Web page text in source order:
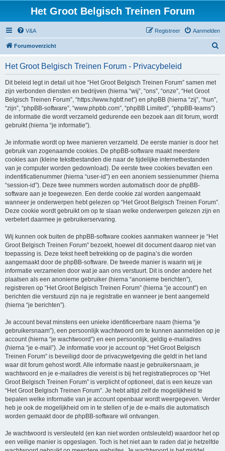
Het Groot Belgisch Treinen Forum
V&A Aanmelden
Registreer
Forumoverzicht
Het Groot Belgisch Treinen Forum - Privacybeleid
Dit beleid legt in detail uit hoe “Het Groot Belgisch Treinen Forum” samen met
zijn verbonden diensten en bedrijven (hierna “wij”, “ons”, “onze”, “Het Groot
Belgisch Treinen Forum”, “https://www.hgbtf.net”) en phpBB (hierna “zij”, “hun”,
“zijn”, “phpBB-software”, “www.phpbb.com”, “phpBB Limited”, “phpBB-teams”)
de informatie die wordt verzameld gedurende een bezoek aan dit forum, wordt
gebruikt (hierna “je informatie”).
Je informatie wordt op twee manieren verzameld. De eerste manier is door het
gebruik van zogenaamde cookies. De phpBB-software maakt meerdere
cookies aan (kleine tekstbestanden die naar de tijdelijke internetbestanden
van je computer worden gedownload). De eerste twee cookies bevatten een
indentificatienummer (hierna “user-id”) en een anoniem sessienummer (hierna
“session-id”). Deze twee nummers worden automatisch door de phpBB-
software aan je toegewezen. Een derde cookie zal worden aangemaakt
wanneer je onderwerpen hebt gelezen op “Het Groot Belgisch Treinen Forum”.
Deze cookie wordt gebruikt om op te slaan welke onderwerpen gelezen zijn en
verbetert daarmee je gebruikerservaring.
Wij kunnen ook buiten de phpBB-software cookies aanmaken wanneer je “Het
Groot Belgisch Treinen Forum” bezoekt, hoewel dit document daarop niet van
toepassing is. Deze tekst heeft betrekking op de pagina’s die worden
aangemaakt door de phpBB-software. De tweede manier is waarin wij je
informatie verzamelen door wat je aan ons verstuurt. Dit is onder andere het
plaatsen als een anonieme gebruiker (hierna “anonieme berichten”),
registreren op “Het Groot Belgisch Treinen Forum” (hierna “je account”) en
berichten die verstuurd zijn na je registratie en wanneer je bent aangemeld
(hierna “je berichten”).
Je account bevat minstens een unieke identificeerbare naam (hierna “je
gebruikersnaam”), een persoonlijk wachtwoord om te kunnen aanmelden op je
account (hierna “je wachtwoord”) en een persoonlijk, geldig e-mailadres
(hierna “je e-mail”). Je informatie voor je account op “Het Groot Belgisch
Treinen Forum” is beveiligd door de privacywetgeving die geldt in het land
waar dit forum gehost wordt. Alle informatie naast je gebruikersnaam, je
wachtwoord en je e-mailadres die vereist is bij het registratieproces op “Het
Groot Belgisch Treinen Forum” is verplicht of optioneel, dat is een keuze van
“Het Groot Belgisch Treinen Forum”. Je hebt altijd zelf de mogelijkheid te
bepalen welke informatie van je account openbaar wordt weergegeven. Verder
heb je ook de mogelijkheid om in te stellen of je de e-mails die automatisch
worden gemaakt door de phpBB-software wil ontvangen.
Je wachtwoord is versleuteld (en kan niet worden ontsleuteld) waardoor het op
een veilige manier is opgeslagen. Toch is het niet aan te raden dat je hetzelfde